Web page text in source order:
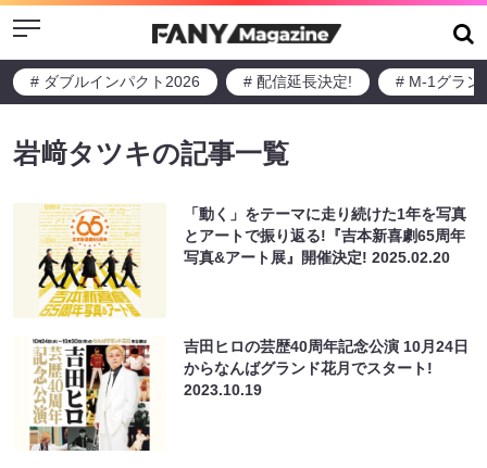
Menu
# ダブルインパクト2026 # 配信延長決定! # M-1グラン
岩﨑タツキの記事一覧
「動く」をテーマに走り続けた1年を写真
とアートで振り返る!『吉本新喜劇65周年
写真&アート展』開催決定!2025.02.20
吉田ヒロの芸歴40周年記念公演 10月24日
からなんばグランド花月でスタート!
2023.10.19